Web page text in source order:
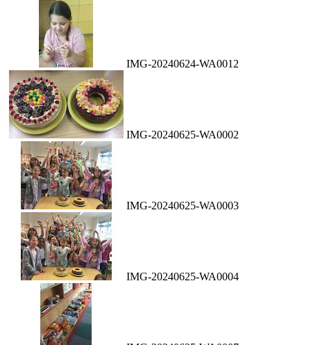
IMG-20240624-WA0012
IMG-20240625-WA0002
IMG-20240625-WA0003
IMG-20240625-WA0004